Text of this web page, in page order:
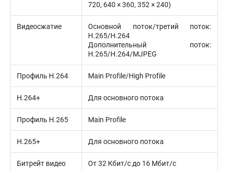
720, 640 × 360, 352 × 240)
Видеосжатие
Основной поток/третий поток:
H.265/H.264
Дополнительный поток:
H.265/H.264/MJPEG
Профиль H.264 Main Profile/High Profile
H.264+ Для основного потока
Профиль H.265 Main Profile
H.265+ Для основного потока
Битрейт видео От 32 Кбит/с до 16 Мбит/с